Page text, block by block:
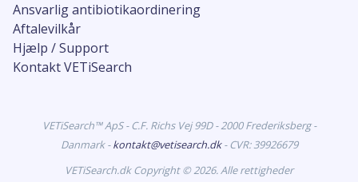
Ansvarlig antibiotikaordinering
Aftalevilkår
Hjælp / Support
Kontakt VETiSearch
VETiSearch™ ApS - C.F. Richs Vej 99D - 2000 Frederiksberg -
Danmark -kontakt@vetisearch.dk- CVR: 39926679
VETiSearch.dk Copyright © 2026. Alle rettigheder